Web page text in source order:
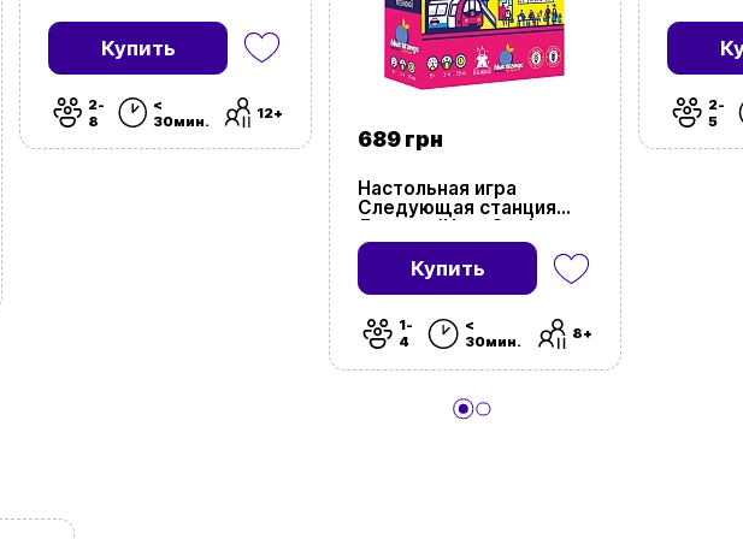
Купить
2-
8
<
30мин.
12+
689 грн
Настольная игра
Следующая станция
Лондон (Next Station:
London)
Купить
1-
4
<
30мин.
8+
2-
5